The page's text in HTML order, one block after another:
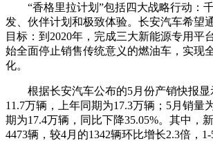
“香格里拉计划”包括四大战略行动：
发、伙伴计划和极致体验。长安汽车希望
目标：到2020年，完成三大新能源专用平
始全面停止销售传统意义的燃油车，实现
化。
根据长安汽车公布的5月份产销快报
11.7万辆，上年同期为17.3万辆；5月销量
期为17.4万辆，同比下降35.05%。其中，
4473辆，较4月的1342辆环比增长2.3倍，